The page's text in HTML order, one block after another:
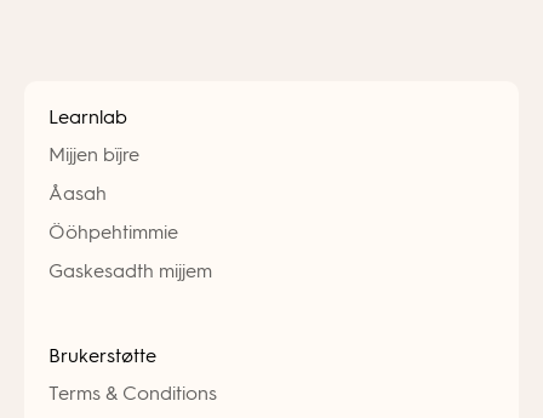
Learnlab
Mijjen bïjre
Åasah
Ööhpehtimmie
Gaskesadth mijjem
Brukerstøtte
Terms & Conditions